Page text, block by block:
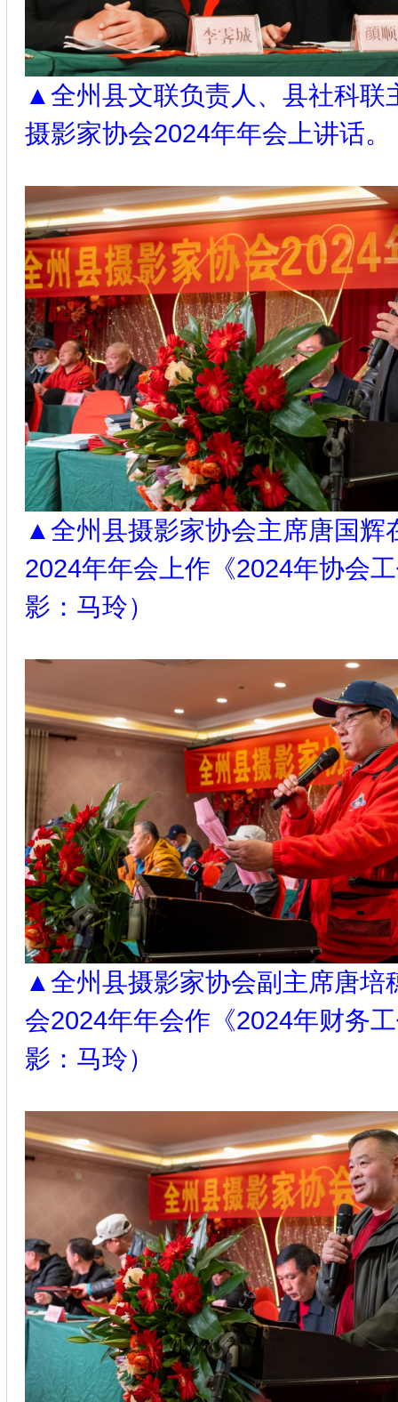
▲全州县文联负责人、县社科联
摄影家协会2024年年会上讲话
▲全州县摄影家协会主席唐国辉
2024年年会上作《2024年协会
影：马玲）
▲全州县摄影家协会副主席唐培
会2024年年会作《2024年财务
影：马玲）